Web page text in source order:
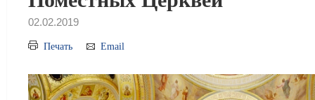
02.02.2019
Печать Email